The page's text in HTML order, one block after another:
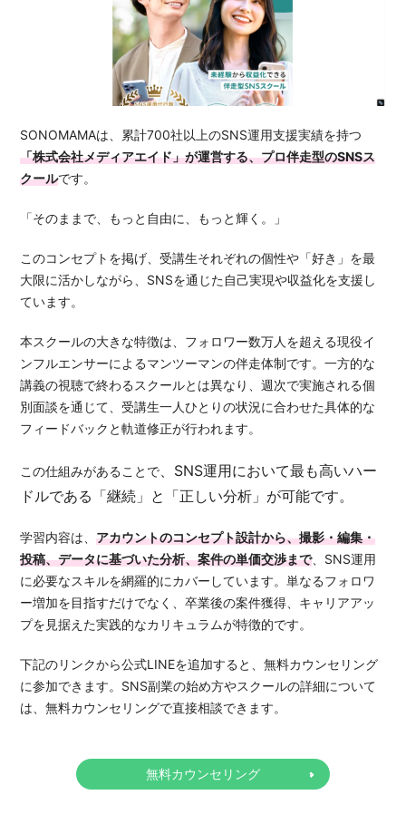
SONOMAMAは、累計700社以上のSNS運用支援実績を持つ
「株式会社メディアエイド」が運営する、プロ伴走型のSNSス
クールです。
「そのままで、もっと自由に、もっと輝く。」
このコンセプトを掲げ、受講生それぞれの個性や「好き」を最
大限に活かしながら、SNSを通じた自己実現や収益化を支援し
ています。
本スクールの大きな特徴は、フォロワー数万人を超える現役イ
ンフルエンサーによるマンツーマンの伴走体制です。一方的な
講義の視聴で終わるスクールとは異なり、週次で実施される個
別面談を通じて、受講生一人ひとりの状況に合わせた具体的な
フィードバックと軌道修正が行われます。
この仕組みがあることで、SNS運用において最も高いハー
ドルである「継続」と「正しい分析」が可能です。
学習内容は 、アカウントのコンセプト設計から、撮影・編集・
投稿、データに基づいた分析、案件の単価交渉まで、SNS運用
に必要なスキルを網羅的にカバーしています。単なるフォロワ
ー増加を目指すだけでなく、卒業後の案件獲得、キャリアアッ
プを見据えた実践的なカリキュラムが特徴的です。
下記のリンクから公式LINEを追加すると、無料カウンセリング
に参加できます。SNS副業の始め方やスクールの詳細について
は、無料カウンセリングで直接相談できます。
無料カウンセリング